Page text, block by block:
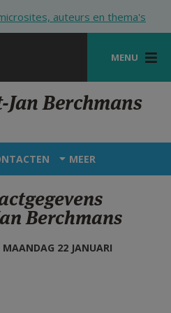
auteurs en thema's
MENU
Jan Berchmans
MEER
Berchmans
22 JANUARI